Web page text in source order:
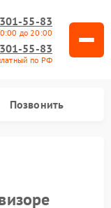
55-83
до 20:00
55-83
по РФ
Позвонить